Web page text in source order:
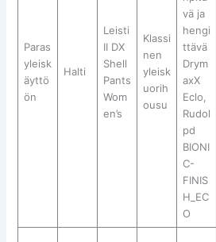
Paras
yleisk
äyttö
ön
Halti
Leisti
II DX
Shell
Pants
Wom
en’s
Klassi
nen
yleisk
uorih
ousu
vä ja
hengi
ttävä
Drym
axX
Eclo,
Rudol
pd
BIONI
C-
FINIS
H_EC
O